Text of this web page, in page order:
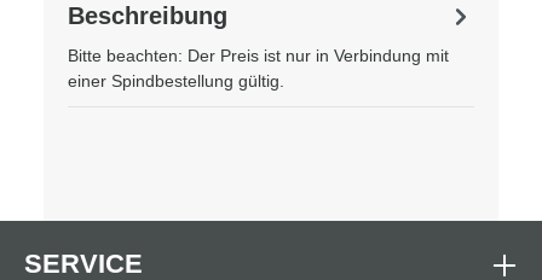
Beschreibung
Bitte beachten: Der Preis ist nur in Verbindung mit
einer Spindbestellung gültig.
SERVICE